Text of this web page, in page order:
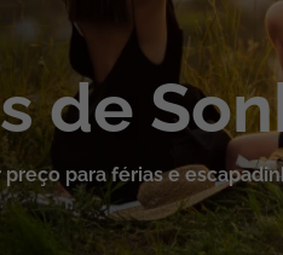
de
para férias e